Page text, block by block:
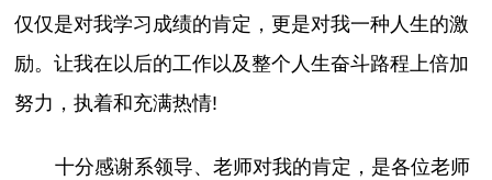
仅仅是对我学习成绩的肯定，更是对我一种人生的激
励。让我在以后的工作以及整个人生奋斗路程上倍加
努力，执着和充满热情!
十分感谢系领导、老师对我的肯定，是各位老师